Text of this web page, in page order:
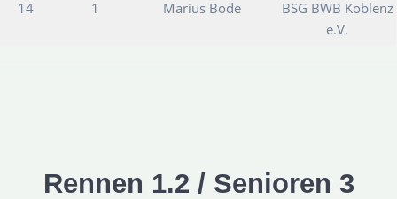
14
1 Marius Bode
BSG BWB Koblenz
e.V.
Rennen 1.2 / Senioren 3